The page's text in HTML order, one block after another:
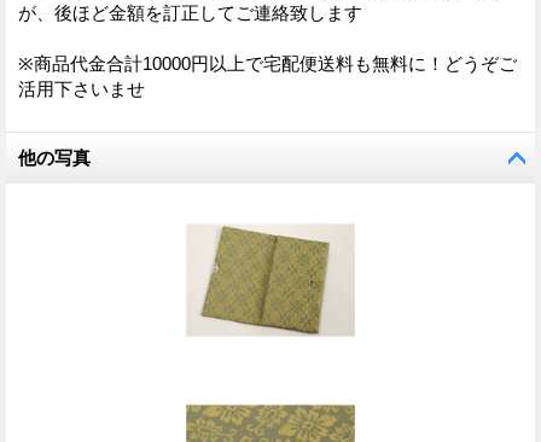
が、後ほど金額を訂正してご連絡致します
※商品代金合計10000円以上で宅配便送料も無料に！どうぞご
活用下さいませ
他の写真